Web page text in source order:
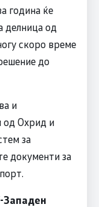
година ќе
делница од
скоро време
до
и
од Охрид и
за
документи за
Западен